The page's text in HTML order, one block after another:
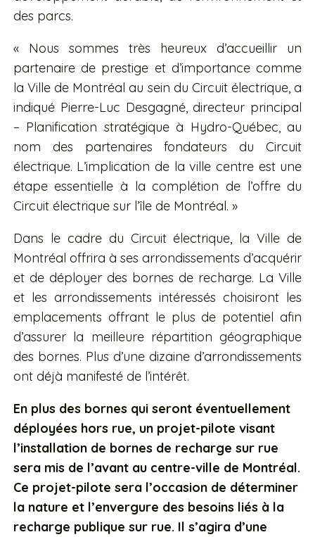
des parcs.
« Nous sommes très heureux d’accueillir un
partenaire de prestige et d’importance comme
la Ville de Montréal au sein du Circuit électrique, a
indiqué Pierre-Luc Desgagné, directeur principal
– Planification stratégique à Hydro-Québec, au
nom des partenaires fondateurs du Circuit
électrique. L’implication de la ville centre est une
étape essentielle à la complétion de l’offre du
Circuit électrique sur l’île de Montréal. »
Dans le cadre du Circuit électrique, la Ville de
Montréal offrira à ses arrondissements d’acquérir
et de déployer des bornes de recharge. La Ville
et les arrondissements intéressés choisiront les
emplacements offrant le plus de potentiel afin
d’assurer la meilleure répartition géographique
des bornes. Plus d’une dizaine d’arrondissements
ont déjà manifesté de l’intérêt.
En plus des bornes qui seront éventuellement
déployées hors rue, un projet-pilote visant
l’installation de bornes de recharge sur rue
sera mis de l’avant au centre-ville de Montréal.
Ce projet-pilote sera l’occasion de déterminer
la nature et l’envergure des besoins liés à la
recharge publique sur rue. Il s’agira d’une